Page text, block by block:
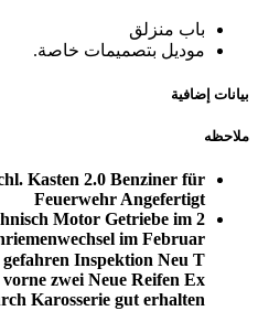
باب منزلق
موديل بتصميمات خاصة.
بيانات إضافية
ملاحظه
Kasten 2.0 Benziner für
Feuerwehr Angefertigt
Motor Getriebe im
im Februar
zwei Neue Reifen Ex
Karosserie gut erhalten